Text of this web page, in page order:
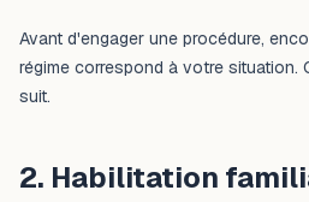
Avant d'engager une procédure,
régime correspond à votre situation.
suit.
2. Habilitation